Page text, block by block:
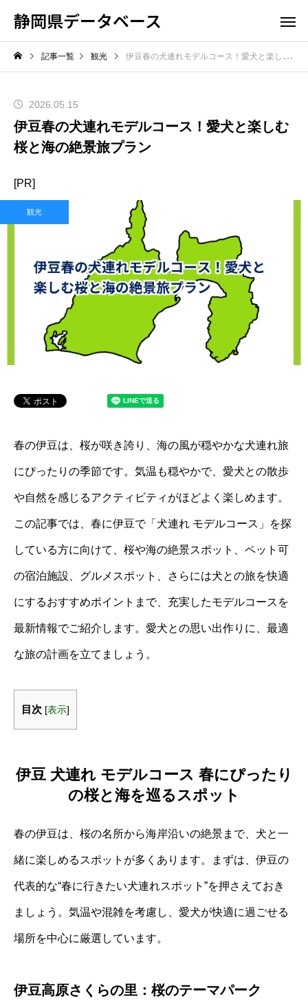
静岡県データベース
記事一覧 観光 伊豆春の犬連れモデルコース！愛犬と楽しむ桜と海の絶景旅プラン
2026.05.15
伊豆春の犬連れモデルコース！愛犬と楽しむ
桜と海の絶景旅プラン
[PR]
観光
春の伊豆は、桜が咲き誇り、海の風が穏やかな犬連れ旅
にぴったりの季節です。気温も穏やかで、愛犬との散歩
や自然を感じるアクティビティがほどよく楽しめます。
この記事では、春に伊豆で「犬連れ モデルコース」を探
している方に向けて、桜や海の絶景スポット、ペット可
の宿泊施設、グルメスポット、さらには犬との旅を快適
にするおすすめポイントまで、充実したモデルコースを
最新情報でご紹介します。愛犬との思い出作りに、最適
な旅の計画を立てましょう。
目次 [表示]
伊豆 犬連れ モデルコース 春にぴったり
の桜と海を巡るスポット
春の伊豆は、桜の名所から海岸沿いの絶景まで、犬と一
緒に楽しめるスポットが多くあります。まずは、伊豆の
代表的な“春に行きたい犬連れスポット”を押さえておき
ましょう。気温や混雑を考慮し、愛犬が快適に過ごせる
場所を中心に厳選しています。
伊豆高原さくらの里：桜のテーマパーク